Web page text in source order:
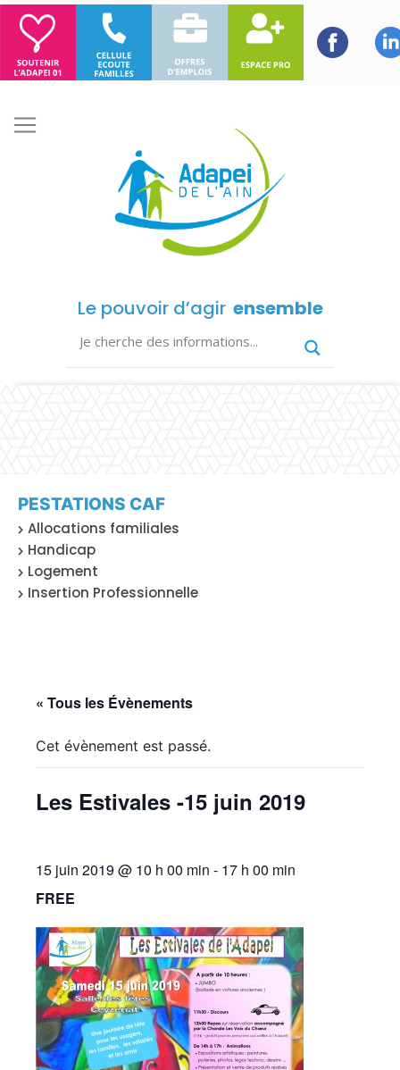
Le pouvoir d’agir ensemble
PESTATIONS CAF
Allocations familiales
Handicap
Logement
Insertion Professionnelle
« Tous les Évènements
Cet évènement est passé.
Les Estivales -15 juin 2019
15 juin 2019 @ 10 h 00 min - 17 h 00 min
FREE